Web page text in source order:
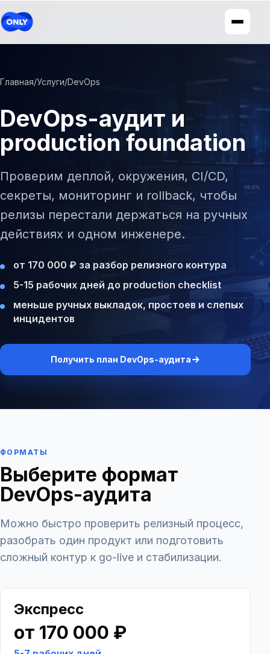
Главная/Услуги/DevOps
DevOps-аудит и
production foundation
Проверим деплой, окружения, CI/CD,
секреты, мониторинг и rollback, чтобы
релизы перестали держаться на ручных
действиях и одном инженере.
от 170 000 ₽ за разбор релизного контура
5-15 рабочих дней до production checklist
меньше ручных выкладок, простоев и слепых
инцидентов
Получить план DevOps-аудита
ФОРМАТЫ
Выберите формат
DevOps-аудита
Можно быстро проверить релизный процесс,
разобрать один продукт или подготовить
сложный контур к go-live и стабилизации.
Экспресс
от 170 000 ₽